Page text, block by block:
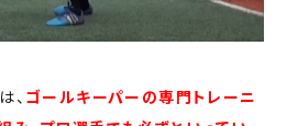
、 ゴールキーパーの専門トレーニ